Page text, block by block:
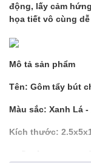
động, lấy cảm
họa tiết vô cùng
Mô tả sản phẩm
Tên: Gôm tẩy bút
Màu sắc: Xanh Lá
Kích thước:
Chất liệu: Cao su